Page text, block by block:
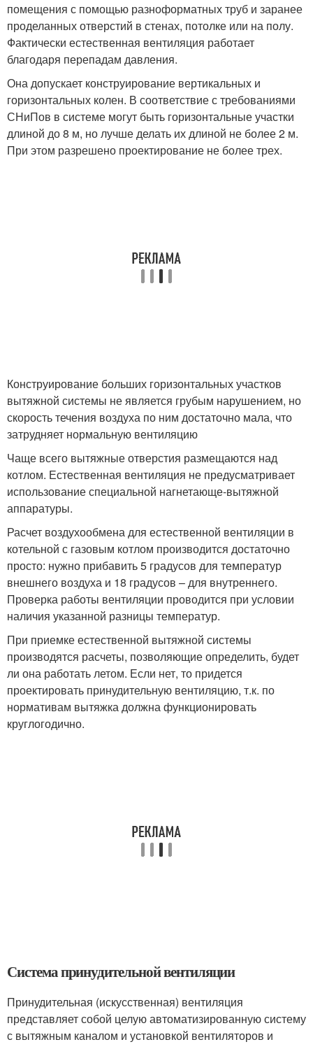
помещения с помощью разноформатных труб и заранее
проделанных отверстий в стенах, потолке или на полу.
Фактически естественная вентиляция работает
благодаря перепадам давления.
Она допускает конструирование вертикальных и
горизонтальных колен. В соответствие с требованиями
СНиПов в системе могут быть горизонтальные участки
длиной до 8 м, но лучше делать их длиной не более 2 м.
При этом разрешено проектирование не более трех.
Конструирование больших горизонтальных участков
вытяжной системы не является грубым нарушением, но
скорость течения воздуха по ним достаточно мала, что
затрудняет нормальную вентиляцию
Чаще всего вытяжные отверстия размещаются над
котлом. Естественная вентиляция не предусматривает
использование специальной нагнетающе-вытяжной
аппаратуры.
Расчет воздухообмена для естественной вентиляции в
котельной с газовым котлом производится достаточно
просто: нужно прибавить 5 градусов для температур
внешнего воздуха и 18 градусов – для внутреннего.
Проверка работы вентиляции проводится при условии
наличия указанной разницы температур.
При приемке естественной вытяжной системы
производятся расчеты, позволяющие определить, будет
ли она работать летом. Если нет, то придется
проектировать принудительную вентиляцию, т.к. по
нормативам вытяжка должна функционировать
круглогодично.
Система принудительной вентиляции
Принудительная (искусственная) вентиляция
представляет собой целую автоматизированную систему
с вытяжным каналом и установкой вентиляторов и